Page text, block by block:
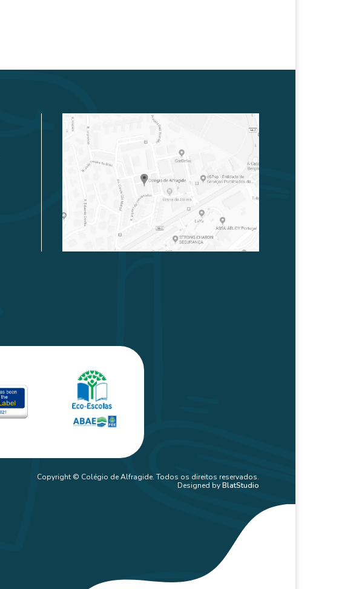
Copyright © Colégio de Alfragide. Todos os direitos reservados.
Designed byBlatStudio